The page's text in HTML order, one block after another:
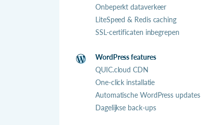
Onbeperkt dataverkeer
LiteSpeed & Redis caching
SSL-certificaten inbegrepen
WordPress features
QUIC.cloud CDN
One-click installatie
Automatische WordPress updates
Dagelijkse back-ups